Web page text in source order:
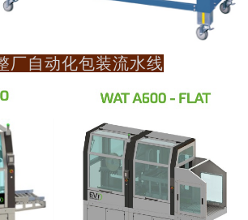
厂自动化包装流水线